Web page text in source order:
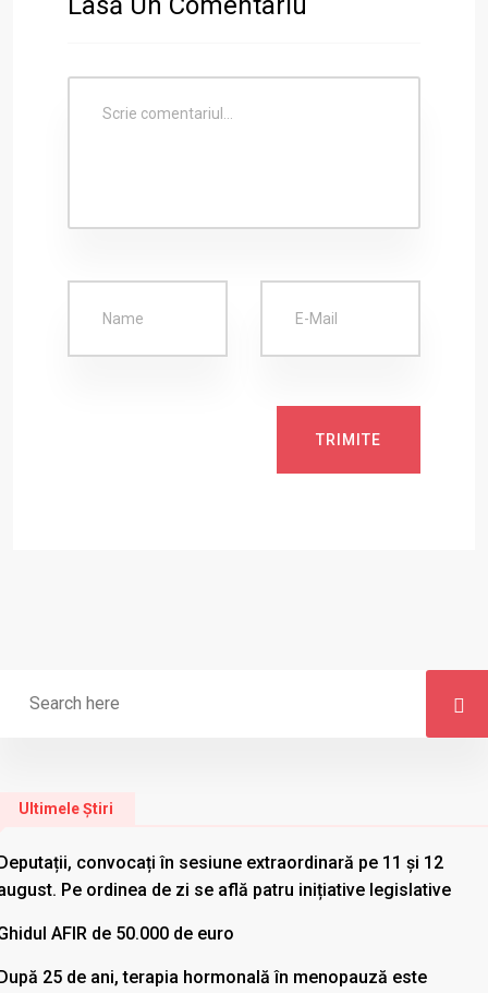
TRIMITE
Ultimele Știri
convocați în sesiune extraordinară pe 11 și 12
Pe ordinea de zi se află patru inițiative legislative
AFIR de 50.000 de euro
25 de ani, terapia hormonală în menopauză este